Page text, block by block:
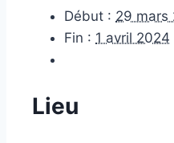
Début : 29 mars
Fin : 1 avril 2024
Lieu